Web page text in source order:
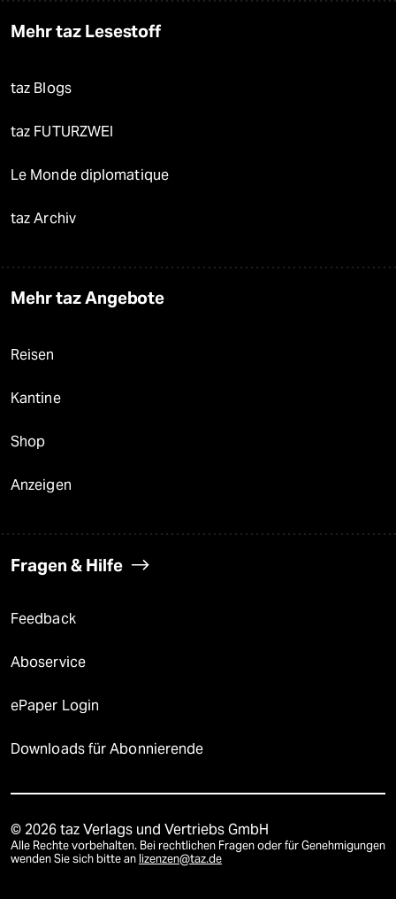
Mehr taz Lesestoff
taz Blogs
taz FUTURZWEI
Le Monde diplomatique
taz Archiv
Mehr taz Angebote
Reisen
Kantine
Shop
Anzeigen
Fragen & Hilfe
Feedback
Aboservice
ePaper Login
Downloads für Abonnierende
© 2026 taz Verlags und Vertriebs GmbH
Alle Rechte vorbehalten. Bei rechtlichen Fragen oder für Genehmigungen
wenden Sie sich bitte an lizenzen@taz.de